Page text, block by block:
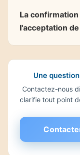
La
l'acceptation
Une
Contactez-nous
clarifie tout point